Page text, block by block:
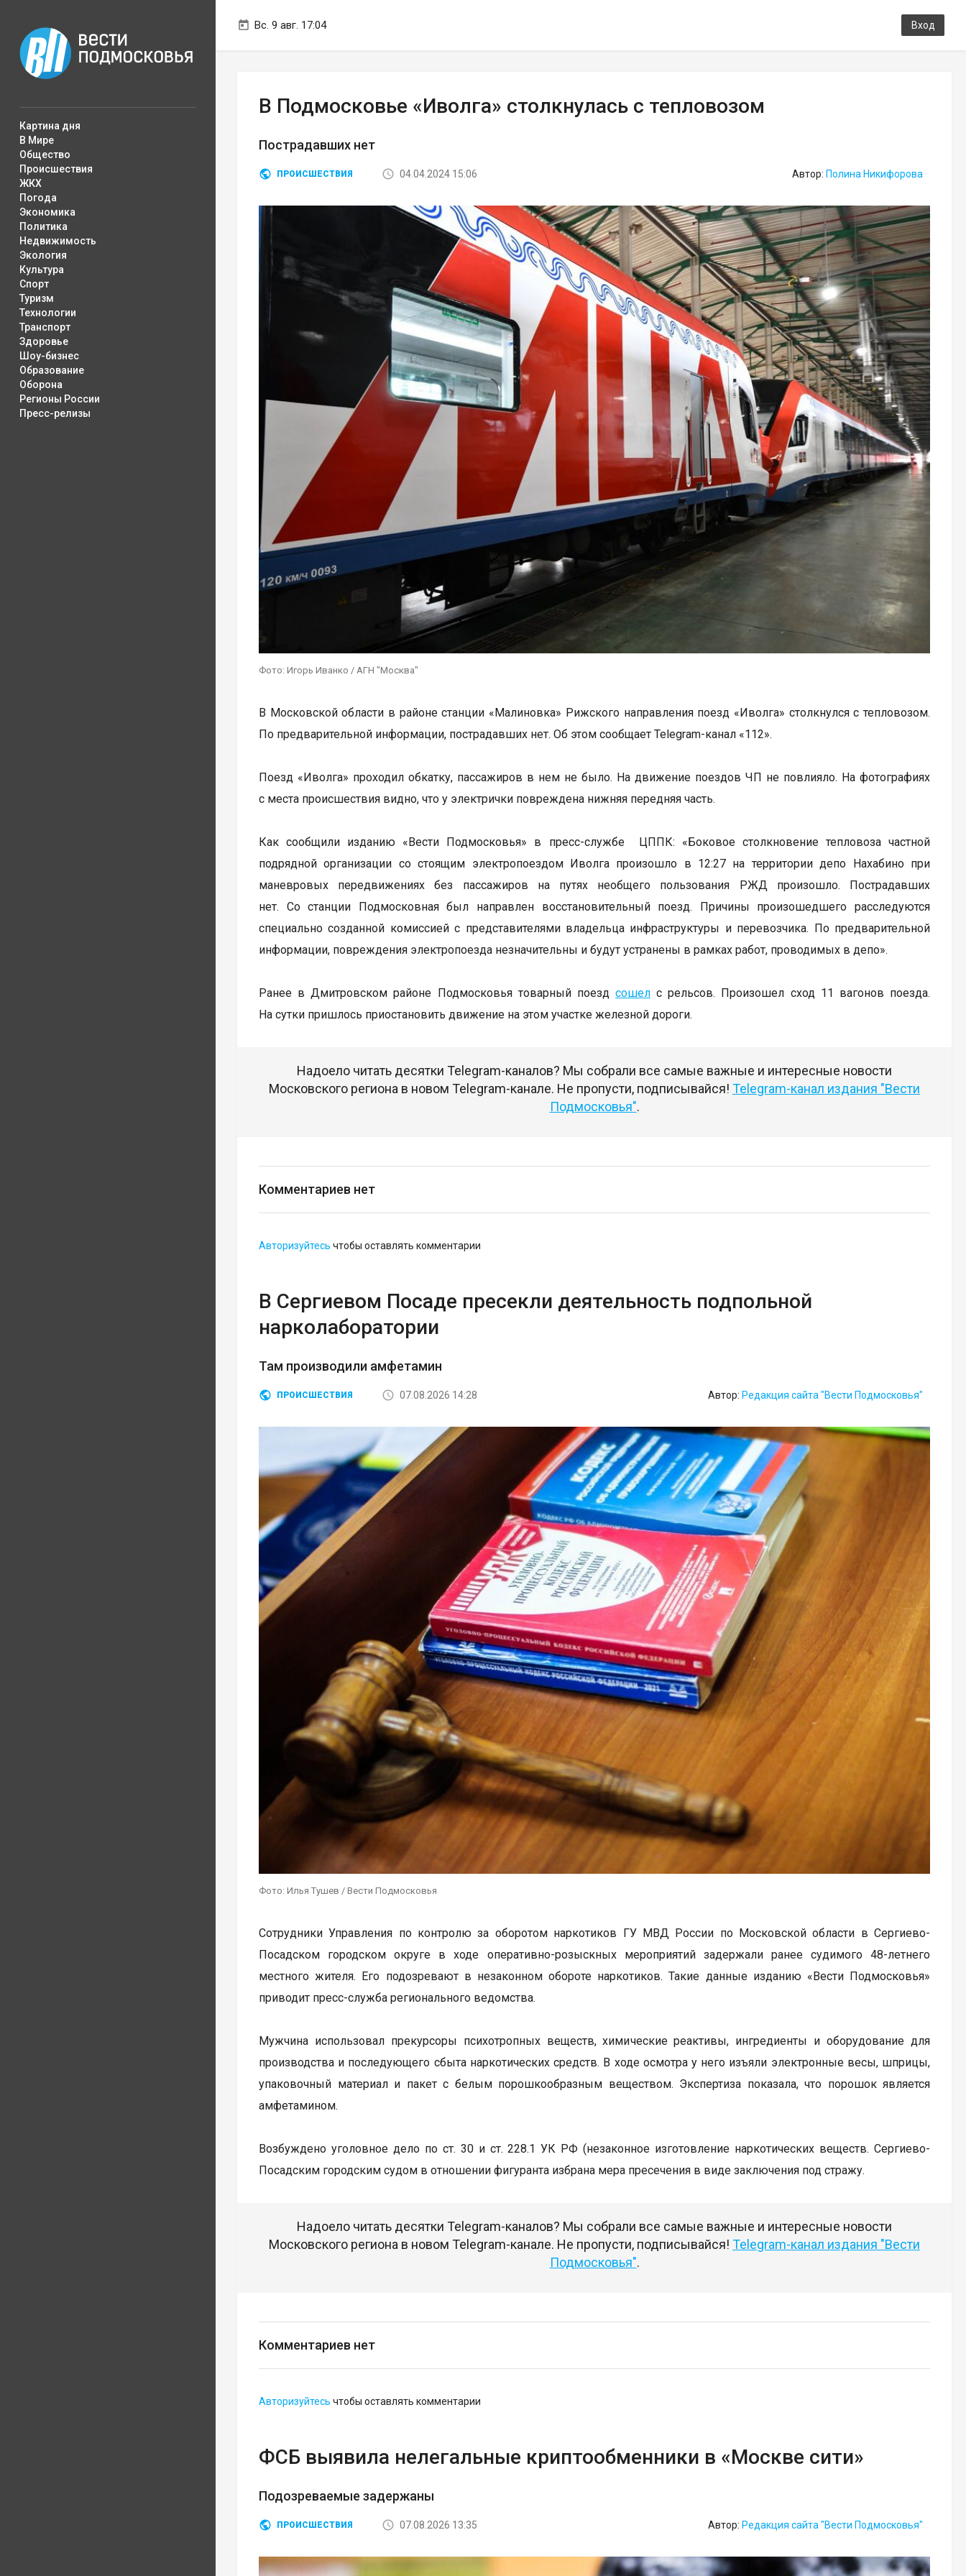
Вс. 9 авг. 17:04 Вход
Картина дня
В Мире
Общество
Происшествия
ЖКХ
Погода
Экономика
Политика
Недвижимость
Экология
Культура
Спорт
Туризм
Технологии
Транспорт
Здоровье
Шоу-бизнес
Образование
Оборона
Регионы России
Пресс-релизы
В Подмосковье «Иволга» столкнулась с тепловозом
Пострадавших нет
ПРОИСШЕСТВИЯ 04.04.2024 15:06 Автор: Полина Никифорова
Фото: Игорь Иванко / АГН "Москва"
В Московской области в районе станции «Малиновка» Рижского направления поезд «Иволга» столкнулся с тепловозом.
По предварительной информации, пострадавших нет. Об этом сообщает Telegram-канал «112».
Поезд «Иволга» проходил обкатку, пассажиров в нем не было. На движение поездов ЧП не повлияло. На фотографиях
с места происшествия видно, что у электрички повреждена нижняя передняя часть.
Как сообщили изданию «Вести Подмосковья» в пресс-службе ЦППК: «Боковое столкновение тепловоза частной
подрядной организации со стоящим электропоездом Иволга произошло в 12:27 на территории депо Нахабино при
маневровых передвижениях без пассажиров на путях необщего пользования РЖД произошло. Пострадавших
нет. Со станции Подмосковная был направлен восстановительный поезд. Причины произошедшего расследуются
специально созданной комиссией с представителями владельца инфраструктуры и перевозчика. По предварительной
информации, повреждения электропоезда незначительны и будут устранены в рамках работ, проводимых в депо».
Ранее в Дмитровском районе Подмосковья товарный поезд сошел с рельсов. Произошел сход 11 вагонов поезда.
На сутки пришлось приостановить движение на этом участке железной дороги.
Надоело читать десятки Telegram-каналов? Мы собрали все самые важные и интересные новости
Московского региона в новом Telegram-канале. Не пропусти, подписывайся! Telegram-канал издания "Вести
Подмосковья".
Комментариев нет
Авторизуйтесь чтобы оставлять комментарии
В Сергиевом Посаде пресекли деятельность подпольной
нарколаборатории
Там производили амфетамин
ПРОИСШЕСТВИЯ 07.08.2026 14:28 Автор: Редакция сайта "Вести Подмосковья"
Фото: Илья Тушев / Вести Подмосковья
Сотрудники Управления по контролю за оборотом наркотиков ГУ МВД России по Московской области в Сергиево-
Посадском городском округе в ходе оперативно-розыскных мероприятий задержали ранее судимого 48-летнего
местного жителя. Его подозревают в незаконном обороте наркотиков. Такие данные изданию «Вести Подмосковья»
приводит пресс-служба регионального ведомства.
Мужчина использовал прекурсоры психотропных веществ, химические реактивы, ингредиенты и оборудование для
производства и последующего сбыта наркотических средств. В ходе осмотра у него изъяли электронные весы, шприцы,
упаковочный материал и пакет с белым порошкообразным веществом. Экспертиза показала, что порошок является
амфетамином.
Возбуждено уголовное дело по ст. 30 и ст. 228.1 УК РФ (незаконное изготовление наркотических веществ. Сергиево-
Посадским городским судом в отношении фигуранта избрана мера пресечения в виде заключения под стражу.
Надоело читать десятки Telegram-каналов? Мы собрали все самые важные и интересные новости
Московского региона в новом Telegram-канале. Не пропусти, подписывайся! Telegram-канал издания "Вести
Подмосковья".
Комментариев нет
Авторизуйтесь чтобы оставлять комментарии
ФСБ выявила нелегальные криптообменники в «Москве сити»
Подозреваемые задержаны
ПРОИСШЕСТВИЯ 07.08.2026 13:35 Автор: Редакция сайта "Вести Подмосковья"